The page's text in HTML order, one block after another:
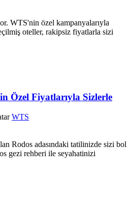
WTS'nin özel kampanyalarıyla
oteller, rakipsiz fiyatlarla sizi
Özel Fiyatlarıyla Sizlerle
WTS
Rodos adasındaki tatilinizde sizi bol
gezi rehberi ile seyahatinizi